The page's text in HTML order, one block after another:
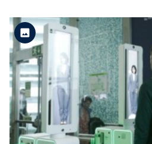
Voir le
Version